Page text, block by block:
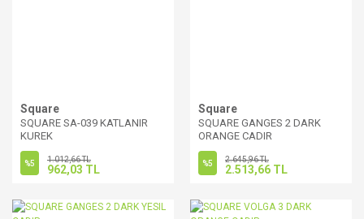
Square
SQUARE SA-039 KATLANIR
KUREK
%5 1.012,66 TL
962,03 TL
Square
SQUARE GANGES 2 DARK
ORANGE CADIR
%5 2.645,96 TL
2.513,66 TL